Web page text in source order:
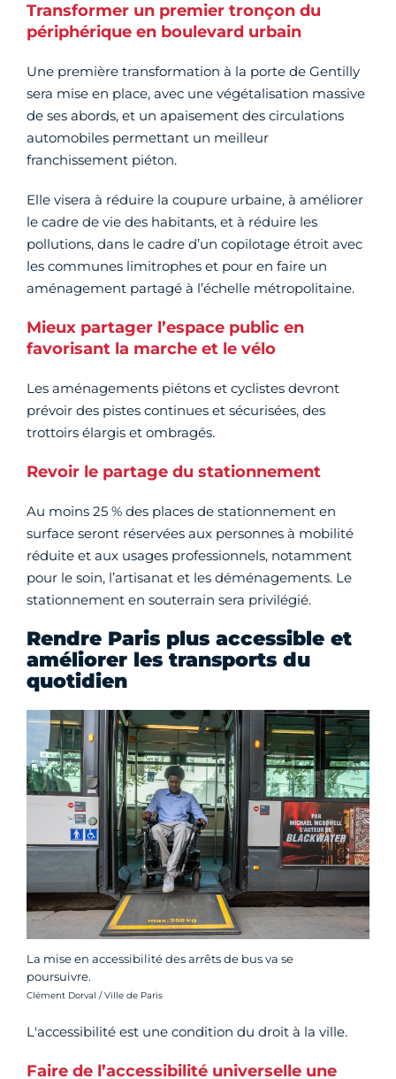
Transformer un premier tronçon du
périphérique en boulevard urbain
Une première transformation à la porte de Gentilly
sera mise en place, avec une végétalisation massive
de ses abords, et un apaisement des circulations
automobiles permettant un meilleur
franchissement piéton.
Elle visera à réduire la coupure urbaine, à améliorer
le cadre de vie des habitants, et à réduire les
pollutions, dans le cadre d’un copilotage étroit avec
les communes limitrophes et pour en faire un
aménagement partagé à l’échelle métropolitaine.
Mieux partager l’espace public en
favorisant la marche et le vélo
Les aménagements piétons et cyclistes devront
prévoir des pistes continues et sécurisées, des
trottoirs élargis et ombragés.
Revoir le partage du stationnement
Au moins 25 % des places de stationnement en
surface seront réservées aux personnes à mobilité
réduite et aux usages professionnels, notamment
pour le soin, l’artisanat et les déménagements. Le
stationnement en souterrain sera privilégié.
Rendre Paris plus accessible et
améliorer les transports du
quotidien
La mise en accessibilité des arrêts de bus va se
poursuivre.
Crédit photo :
Clément Dorval / Ville de Paris
L'accessibilité est une condition du droit à la ville.
Faire de l’accessibilité universelle une